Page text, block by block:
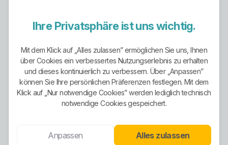
sich herträgt, sondern den gesamten
Zusätzlich verweist das Unternehmen auf eigene
Wasserkraftwerke in der Region beziehungsweise
innerhalb der Unternehmensgruppe.
Für Kunden, denen Ökostrom wichtig ist, ist das
ordentlich. Trotzdem ersetzt auch 100 Prozent
Vertragsmodell, Laufzeit und die Frage, ob ein
Ihre Privatsphäre ist uns wichtig.
Mit dem Klick auf „Alles zulassen” ermöglichen Sie uns, Ihnen
über Cookies ein verbessertes Nutzungserlebnis zu erhalten
und dieses kontinuierlich zu verbessern. Über „Anpassen”
können Sie Ihre persönlichen Präferenzen festlegen. Mit dem
Klick auf „Nur notwendige Cookies” werden lediglich technisch
notwendige Cookies gespeichert.
Anpassen Alles zulassen